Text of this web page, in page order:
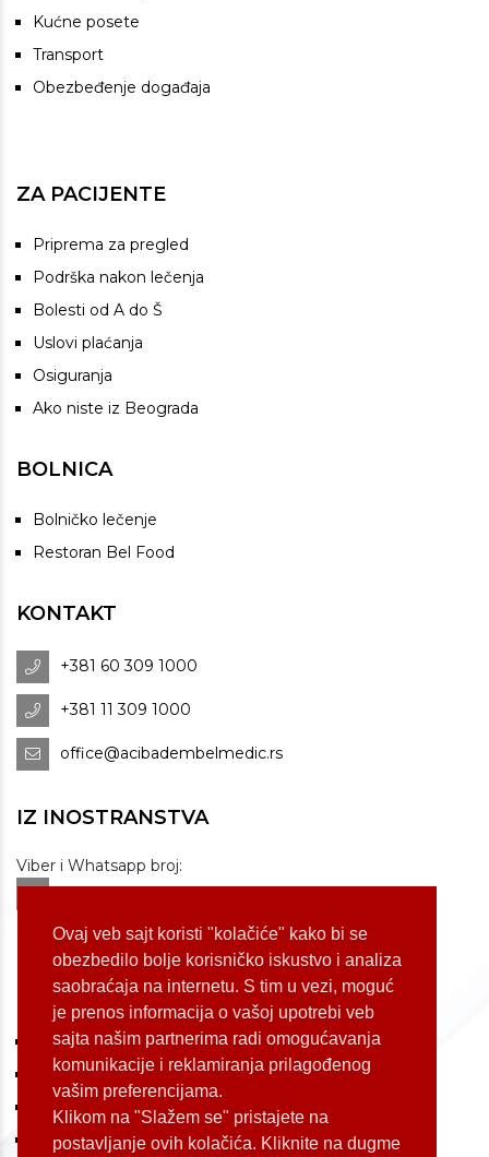
Ovaj veb sajt koristi "kolačiće" kako bi se
obezbedilo bolje korisničko iskustvo i analiza
saobraćaja na internetu. S tim u vezi, moguć
je prenos informacija o vašoj upotrebi veb
sajta našim partnerima radi omogućavanja
komunikacije i reklamiranja prilagođenog
vašim preferencijama.
Klikom na "Slažem se" pristajete na
postavljanje ovih kolačića. Kliknite na dugme
Kućne posete
Transport
Obezbeđenje događaja
ZA PACIJENTE
Priprema za pregled
Podrška nakon lečenja
Bolesti od A do Š
Uslovi plaćanja
Osiguranja
Ako niste iz Beograda
BOLNICA
Bolničko lečenje
Restoran Bel Food
KONTAKT
+381 60 309 1000
+381 11 309 1000
office@acibadembelmedic.rs
IZ INOSTRANSTVA
Viber i Whatsapp broj:
+381 60 309 1070
Dostupnost: od 07 do 22h
LOKACIJE
Koste Jovanovića 87 (Voždovac)
Bulevar Oslobođenja 155 (Voždovac)
Bulevar Oslobođenja 165 (Voždovac)
Kneginje Zorke 7 (Slavija)